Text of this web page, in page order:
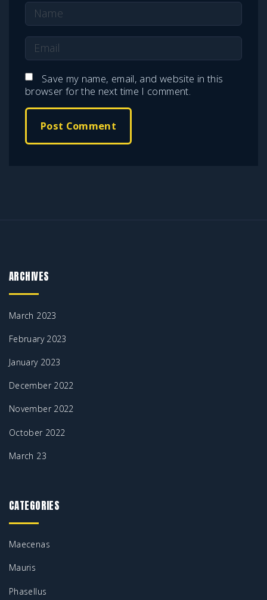
e
*
a
i
*
Save my name, email, and website in this
browser for the next time I comment.
ARCHIVES
March 2023
February 2023
January 2023
December 2022
November 2022
October 2022
March 23
CATEGORIES
Maecenas
Mauris
Phasellus